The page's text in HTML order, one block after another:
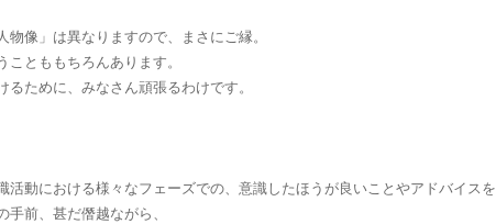
物像」は異なりますので、まさにご縁。
とももちろんあります。
るために、みなさん頑張るわけです。
活動における様々なフェーズでの、意識したほうが良いことやアドバイスを
手前、甚だ僭越ながら、